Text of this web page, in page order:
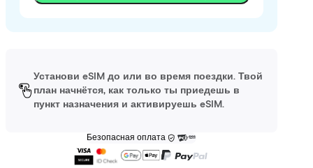
Установи eSIM до или во время поездки. Твой
план начнётся, как только ты приедешь в
пункт назначения и активируешь eSIM.
Безопасная оплата